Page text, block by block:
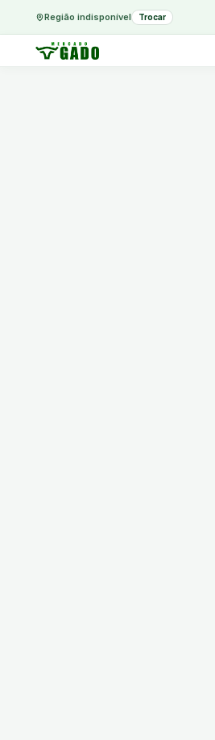
Região indisponível Trocar